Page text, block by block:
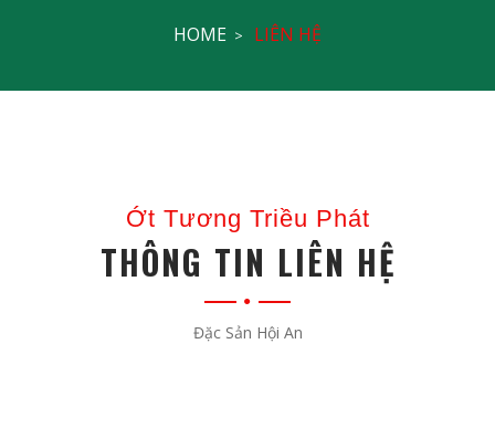
HOME LIÊN HỆ
Ớt Tương Triều Phát
THÔNG TIN LIÊN HỆ
Đặc Sản Hội An